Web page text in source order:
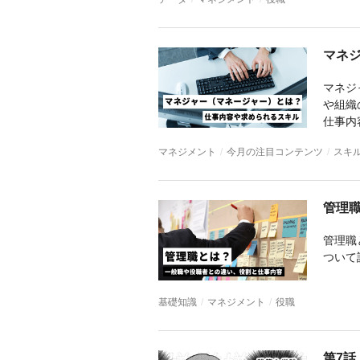
マネジメント 今月の注目コンテンツ スキ
基礎知識 マネジメント 役職